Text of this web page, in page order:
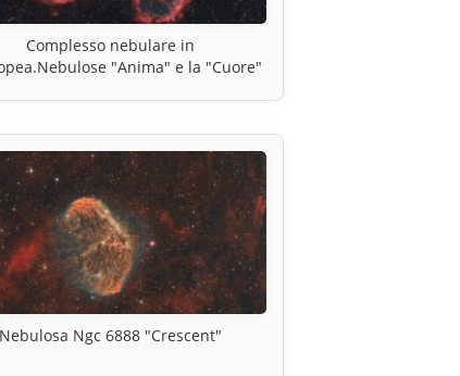
Complesso nebulare in
"Anima" e la "Cuore"
Nebulosa Ngc 6888 "Crescent"